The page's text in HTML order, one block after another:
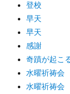
登校
早天
早天
感謝
奇蹟が起こ
水曜祈祷会
水曜祈祷会